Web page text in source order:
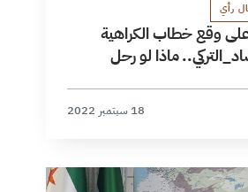
رأي
وقع خطاب الكراهية
ماذا لو رحل
18 سبتمبر 2022